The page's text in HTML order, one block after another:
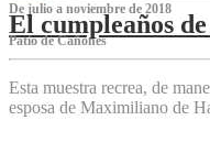
De julio a noviembre de 2018
El cumpleaños
Patio de Cañones
Esta muestra recrea, de
esposa de Maximiliano de